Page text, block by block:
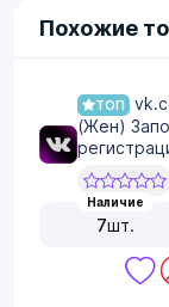
Похожие
ТОП
(Жен)
Наличие
7шт.